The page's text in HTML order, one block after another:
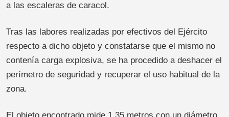
a las escaleras de caracol.
Tras las labores realizadas por efectivos del Ejército
respecto a dicho objeto y constatarse que el mismo no
contenía carga explosiva, se ha procedido a deshacer el
perímetro de seguridad y recuperar el uso habitual de la
zona.